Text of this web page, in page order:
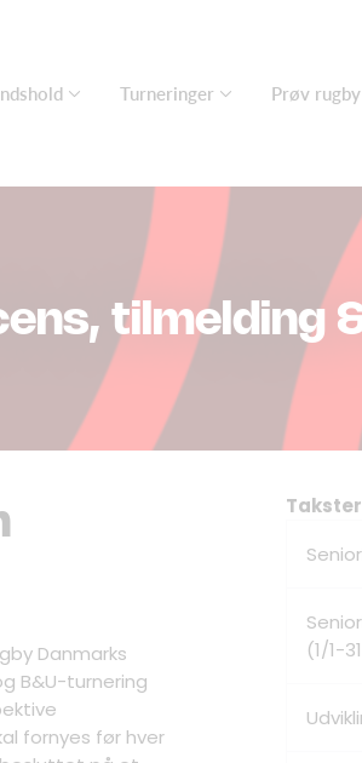
Turneringer Prøv rugby
tilmelding
Danmarks
B&U-turnering
fornyes før hver
(1/1-